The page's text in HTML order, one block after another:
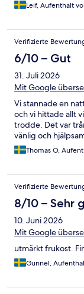
Leif, Aufenthalt
Verifizierte
6/10 – Gut
31. Juli 2026
Mit Google
Vi stannade en
och vi hittade allt
trodde. Det var
vänlig och
Thomas O,
Verifizierte
8/10 – Sehr
10. Juni 2026
Mit Google
utmärkt frukost.
Gunnel,